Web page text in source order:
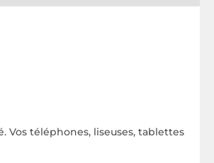
Vos téléphones, liseuses, tablettes